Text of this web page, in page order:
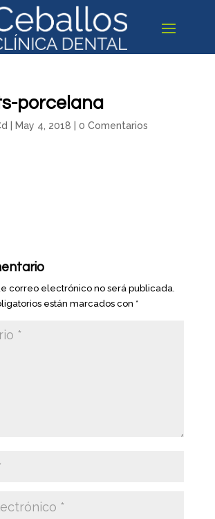
porcelana
May 4, 2018 0 Comentarios
correo electrónico no será publicada.
están marcados con *